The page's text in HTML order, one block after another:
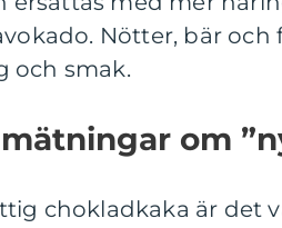
Nötter, bär
och smak.
om
chokladkaka är det